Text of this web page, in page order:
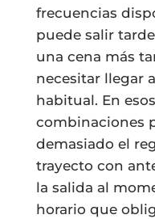
frecuencias
puede salir
una cena más
necesitar llegar
habitual. En
combinaciones
demasiado el
trayecto con
la salida al
horario que